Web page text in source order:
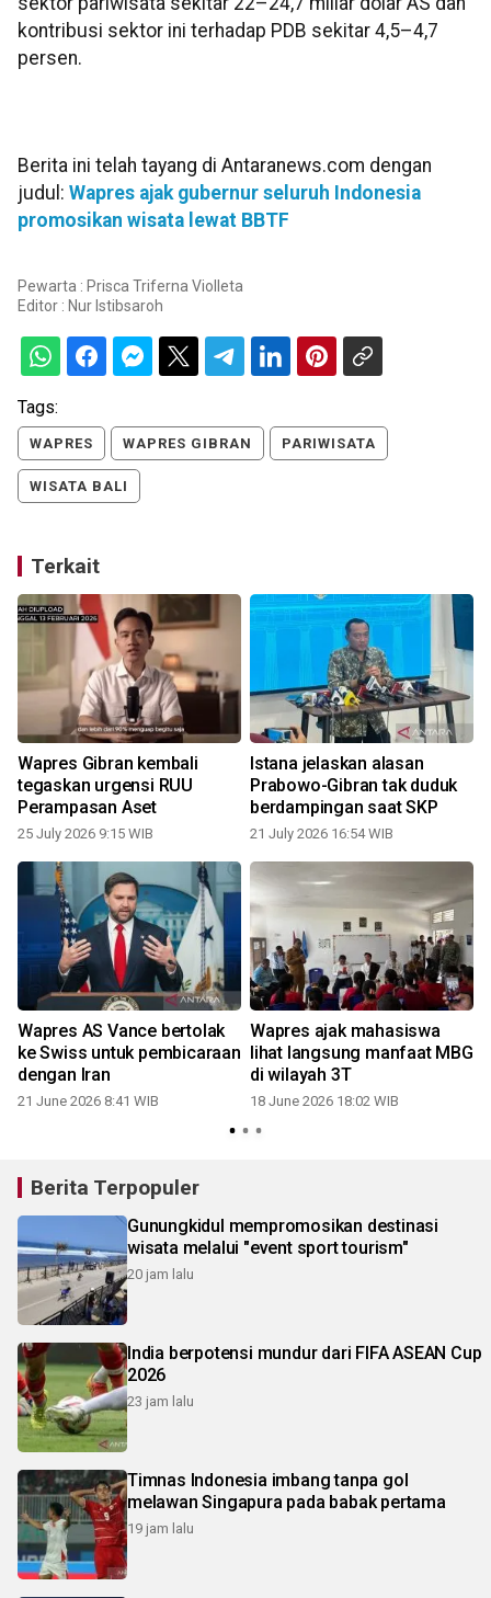
kontribusi sektor ini terhadap PDB sekitar 4,5–4,7
persen.
Berita ini telah tayang di Antaranews.com dengan
judul: Wapres ajak gubernur seluruh Indonesia
promosikan wisata lewat BBTF
Pewarta : Prisca Triferna Violleta
Editor : Nur Istibsaroh
Tags:
WAPRES WAPRES GIBRAN PARIWISATA
WISATA BALI
Terkait
Wapres Gibran kembali
tegaskan urgensi RUU
Perampasan Aset
25 July 2026 9:15 WIB
Istana jelaskan alasan
Prabowo-Gibran tak duduk
berdampingan saat SKP
21 July 2026 16:54 WIB
Wapres AS Vance bertolak
ke Swiss untuk pembicaraan
dengan Iran
21 June 2026 8:41 WIB
Wapres ajak mahasiswa
lihat langsung manfaat MBG
di wilayah 3T
18 June 2026 18:02 WIB
Berita Terpopuler
Gunungkidul mempromosikan destinasi
wisata melalui "event sport tourism"
20 jam lalu
India berpotensi mundur dari FIFA ASEAN Cup
2026
23 jam lalu
Timnas Indonesia imbang tanpa gol
melawan Singapura pada babak pertama
19 jam lalu